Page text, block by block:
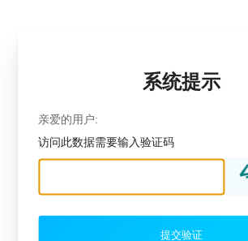
系统提示
亲爱的用户:
访问此数据需要输入验证码